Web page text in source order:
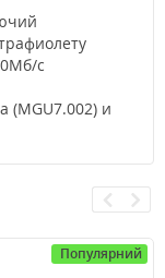
с
(MGU7.002) и
Популярний